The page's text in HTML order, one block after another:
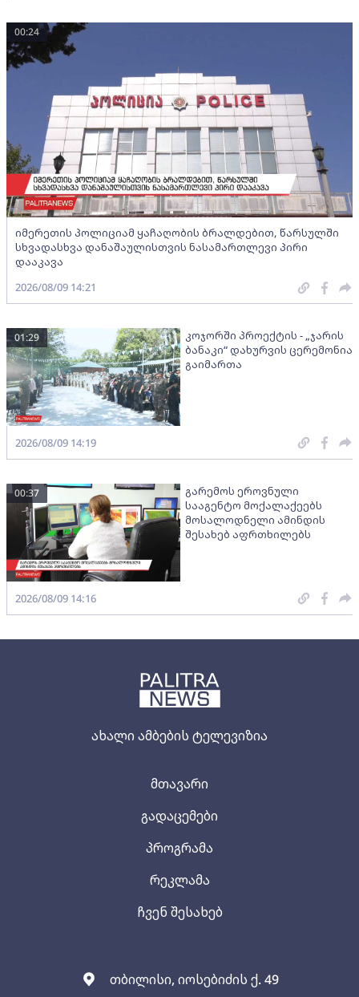
ახალი ამბების ტელევიზია
თბილისი, იოსებიძის ქ. 49
მთავარი
გადაცემები
პროგრამა
რეკლამა
ჩვენ შესახებ
იმერეთის პოლიციამ ყაჩაღობის ბრალდებით, წარსულში
სხვადასხვა დანაშაულისთვის ნასამართლევი პირი
დააკავა
00:24
2026/08/09 14:21
კოჯორში პროექტის - „ჯარის
ბანაკი“ დახურვის ცერემონია
გაიმართა
01:29
2026/08/09 14:19
გარემოს ეროვნული
სააგენტო მოქალაქეებს
მოსალოდნელი ამინდის
შესახებ აფრთხილებს
00:37
2026/08/09 14:16